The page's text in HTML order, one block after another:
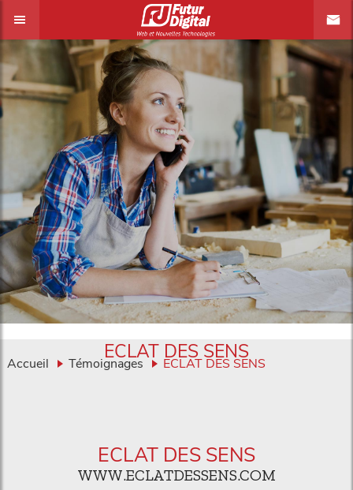
Accueil Témoignages ECLAT DES SENS
ECLAT DES SENS
ECLAT DES SENS
WWW.ECLATDESSENS.COM